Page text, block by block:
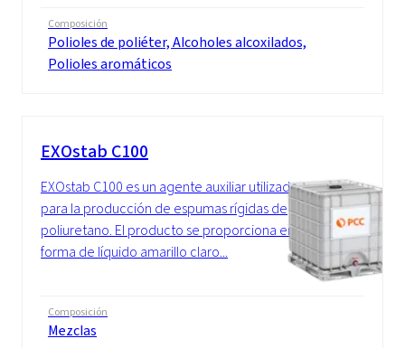
Composición
Polioles de poliéter, Alcoholes alcoxilados,
Polioles aromáticos
EXOstab C100
EXOstab C100 es un agente auxiliar utilizado
para la producción de espumas rígidas de
poliuretano. El producto se proporciona en
forma de líquido amarillo claro...
Composición
Mezclas